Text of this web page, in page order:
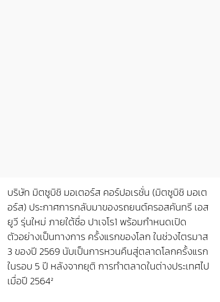
บริษัท มิตซูบิชิ มอเตอร์ส คอร์ปอเรชั่น (มิตซูบิชิ มอเต
อร์ส) ประกาศการกลับมาของรถยนต์ครอสคันทรี เอส
ยูวี รุ่นใหม่ ภายใต้ชื่อ ปาเจโร1 พร้อมกำหนดเปิด
ตัวอย่างเป็นทางการ ครั้งแรกของโลก ในช่วงไตรมาส
3 ของปี 2569 นับเป็นการหวนคืนสู่ตลาดโลกครั้งแรก
ในรอบ 5 ปี หลังจากยุติ การทำตลาดในต่างประเทศไป
เมื่อปี 2564²